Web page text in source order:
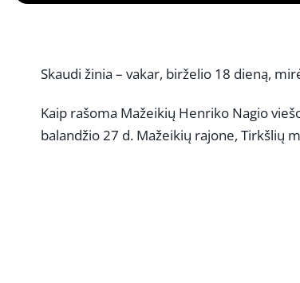
Skaudi žinia – vakar, birželio 18 dieną,
Kaip rašoma Mažeikių Henriko Nagio
balandžio 27 d. Mažeikių rajone, Tirkšlių